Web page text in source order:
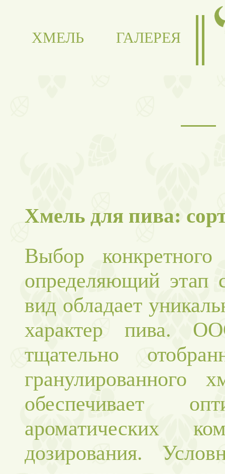
ХМЕЛЬ ГАЛЕРЕЯ
Хмель для пива:
Выбор
определяющий этап
вид обладает
характер пива.
тщательно
гранулированного
обеспечивает
ароматических
дозирования.